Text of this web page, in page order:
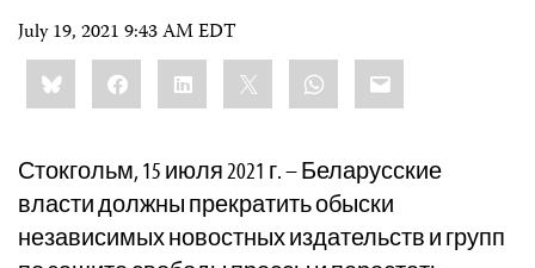
July 19, 2021 9:43 AM EDT
Share
this:BlueskyFacebookLinkedIn WhatsApp
Email
Стокгольм, 15 июля 2021 г. – Беларусские
власти должны прекратить обыски
независимых новостных издательств и групп